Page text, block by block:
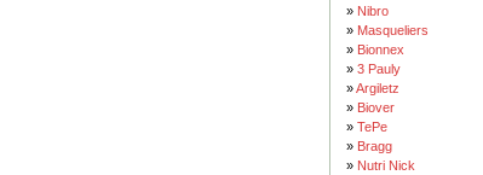
» Nibro
» Masqueliers
» Bionnex
» 3 Pauly
»Argiletz
» Biover
» TePe
» Bragg
» Nutri Nick